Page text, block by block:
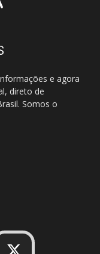
e agora
direto de
Somos o